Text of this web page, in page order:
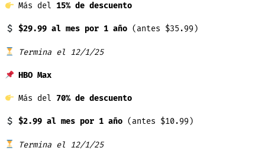
Más del 15% de descuento
$29.99 al mes por 1 año (antes $35.99)
Termina el 12/1/25
HBO Max
Más del 70% de descuento
$2.99 al mes por 1 año (antes $10.99)
Termina el 12/1/25